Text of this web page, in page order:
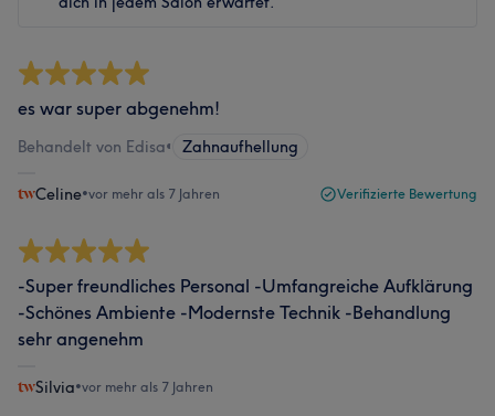
es war super abgenehm!
Behandelt von Edisa• Zahnaufhellung
Celine•vor mehr als 7 Jahren Verifizierte Bewertung
-Super freundliches Personal -Umfangreiche Aufklärung
-Schönes Ambiente -Modernste Technik -Behandlung
sehr angenehm
Silvia•vor mehr als 7 Jahren